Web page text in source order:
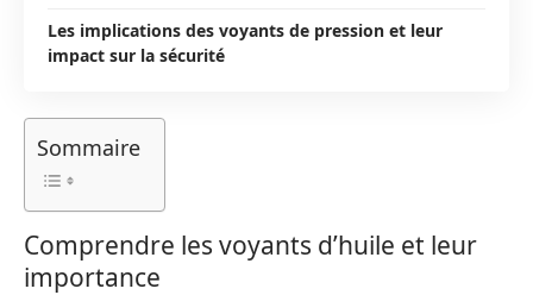
Les implications des voyants de pression et leur
impact sur la sécurité
Sommaire
Comprendre les voyants d’huile et leur
importance